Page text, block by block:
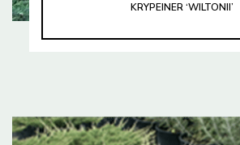
KRYPEINER ‘WILTONII’